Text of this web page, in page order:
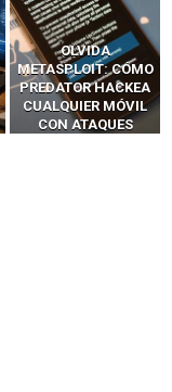
CÓMO LOS HACKERS
INTERCEPTAN OTPS
Y LLAMADAS
MÓVILES SIN
‘HACKEAR’ — EL